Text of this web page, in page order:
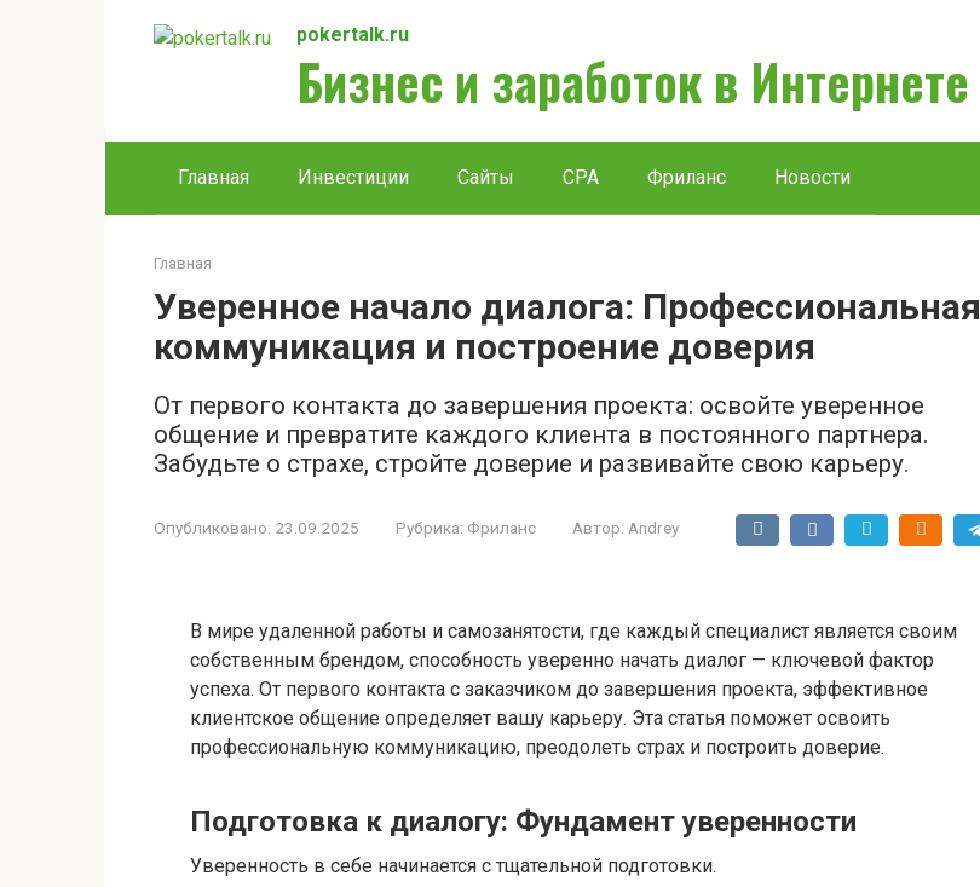
pokertalk.ru
Бизнес и заработок в Интернете
Главная Инвестиции Сайты CPA Фриланс Новости
Главная
Уверенное начало диалога: Профессиональная
коммуникация и построение доверия
От первого контакта до завершения проекта: освойте уверенное
общение и превратите каждого клиента в постоянного партнера.
Забудьте о страхе, стройте доверие и развивайте свою карьеру.
Опубликовано: 23.09.2025 Рубрика: Фриланс Автор: Andrey
В мире удаленной работы и самозанятости, где каждый специалист является своим
собственным брендом, способность уверенно начать диалог — ключевой фактор
успеха. От первого контакта с заказчиком до завершения проекта, эффективное
клиентское общение определяет вашу карьеру. Эта статья поможет освоить
профессиональную коммуникацию, преодолеть страх и построить доверие.
Подготовка к диалогу: Фундамент уверенности
Уверенность в себе начинается с тщательной подготовки.